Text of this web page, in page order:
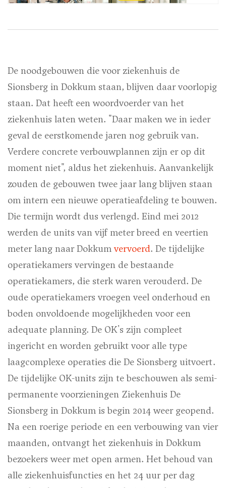
De noodgebouwen die voor ziekenhuis de
Sionsberg in Dokkum staan, blijven daar voorlopig
staan. Dat heeft een woordvoerder van het
ziekenhuis laten weten. "Daar maken we in ieder
geval de eerstkomende jaren nog gebruik van.
Verdere concrete verbouwplannen zijn er op dit
moment niet", aldus het ziekenhuis. Aanvankelijk
zouden de gebouwen twee jaar lang blijven staan
om intern een nieuwe operatieafdeling te bouwen.
Die termijn wordt dus verlengd. Eind mei 2012
werden de units van vijf meter breed en veertien
meter lang naar Dokkumvervoerd. De tijdelijke
operatiekamers vervingen de bestaande
operatiekamers, die sterk waren verouderd. De
oude operatiekamers vroegen veel onderhoud en
boden onvoldoende mogelijkheden voor een
adequate planning. De OK's zijn compleet
ingericht en worden gebruikt voor alle type
laagcomplexe operaties die De Sionsberg uitvoert.
De tijdelijke OK-units zijn te beschouwen als semi-
permanente voorzieningen Ziekenhuis De
Sionsberg in Dokkum is begin 2014 weer geopend.
Na een roerige periode en een verbouwing van vier
maanden, ontvangt het ziekenhuis in Dokkum
bezoekers weer met open armen. Het behoud van
alle ziekenhuisfuncties en het 24 uur per dag